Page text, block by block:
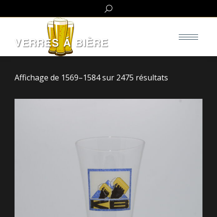
Search:
Affichage de 1569–1584 sur 2475 résultats